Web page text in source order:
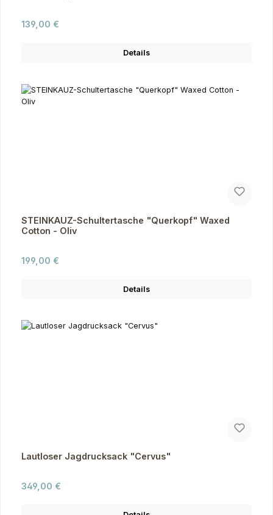
Regulärer Preis:
139,00 €
Details
STEINKAUZ-Schultertasche "Querkopf" Waxed
Cotton - Oliv
Regulärer Preis:
199,00 €
Details
Lautloser Jagdrucksack "Cervus"
Regulärer Preis:
349,00 €